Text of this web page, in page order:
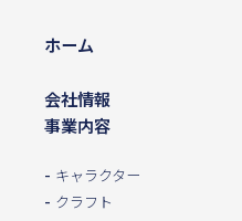
ホーム
会社情報
事業内容
キャラクター
クラフト